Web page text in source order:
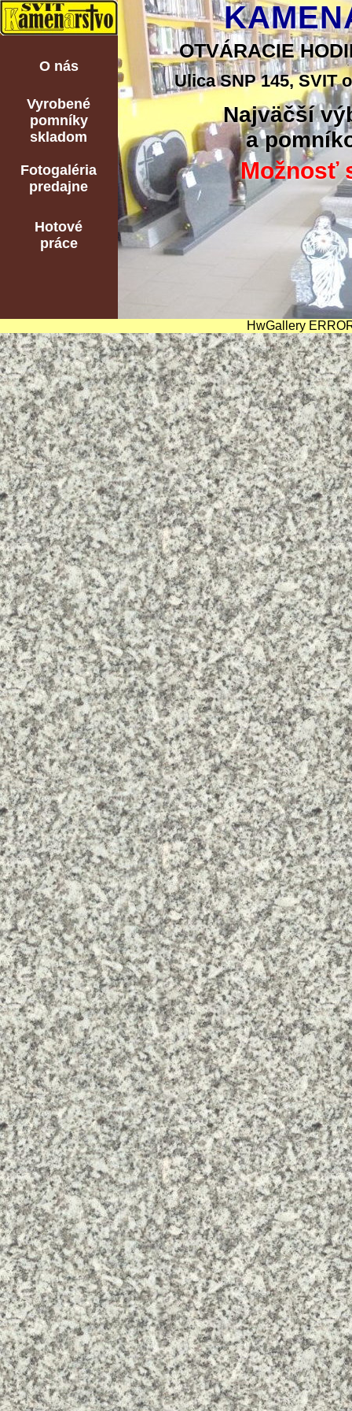
O nás
Vyrobené
pomníky
skladom
Fotogaléria
predajne
Hotové
práce
OTVÁRACIE
Ulica SNP 145, SVIT
Najväčší
a
Možnosť
HwGallery